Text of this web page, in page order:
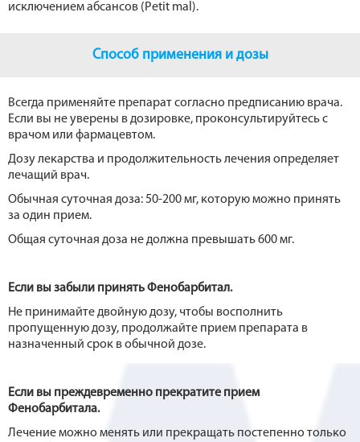
исключением абсансов (Petit mal).
Способ применения и дозы
Всегда применяйте препарат согласно предписанию врача.
Если вы не уверены в дозировке, проконсультируйтесь с
врачом или фармацевтом.
Дозу лекарства и продолжительность лечения определяет
лечащий врач.
Обычная суточная доза: 50-200 мг, которую можно принять
за один прием.
Общая суточная доза не должна превышать 600 мг.
Если вы забыли принять Фенобарбитал.
Не принимайте двойную дозу, чтобы восполнить
пропущенную дозу, продолжайте прием препарата в
назначенный срок в обычной дозе.
Если вы преждевременно прекратите прием
Фенобарбитала.
Лечение можно менять или прекращать постепенно только